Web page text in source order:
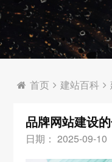
首页 建站百科
品牌网站建设
日期： 2025-09-10